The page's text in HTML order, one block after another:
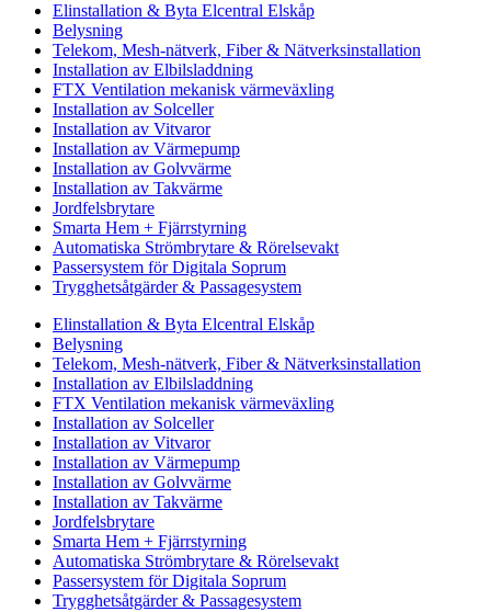
Elinstallation & Byta Elcentral Elskåp
Belysning
Telekom, Mesh-nätverk, Fiber & Nätverksinstallation
Installation av Elbilsladdning
FTX Ventilation mekanisk värmeväxling
Installation av Solceller
Installation av Vitvaror
Installation av Värmepump
Installation av Golvvärme
Installation av Takvärme
Jordfelsbrytare
Smarta Hem + Fjärrstyrning
Automatiska Strömbrytare & Rörelsevakt
Passersystem för Digitala Soprum
Trygghetsåtgärder & Passagesystem
Elinstallation & Byta Elcentral Elskåp
Belysning
Telekom, Mesh-nätverk, Fiber & Nätverksinstallation
Installation av Elbilsladdning
FTX Ventilation mekanisk värmeväxling
Installation av Solceller
Installation av Vitvaror
Installation av Värmepump
Installation av Golvvärme
Installation av Takvärme
Jordfelsbrytare
Smarta Hem + Fjärrstyrning
Automatiska Strömbrytare & Rörelsevakt
Passersystem för Digitala Soprum
Trygghetsåtgärder & Passagesystem